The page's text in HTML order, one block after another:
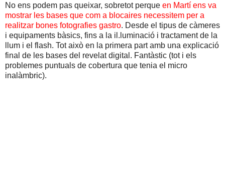
No ens podem pas queixar, sobretot perque en Martí ens va
mostrar les bases que com a blocaires necessitem per a
realitzar bones fotografies gastro. Desde el tipus de càmeres
i equipaments bàsics, fins a la il.luminació i tractament de la
llum i el flash. Tot això en la primera part amb una explicació
final de les bases del revelat digital. Fantàstic (tot i els
problemes puntuals de cobertura que tenia el micro
inalàmbric).